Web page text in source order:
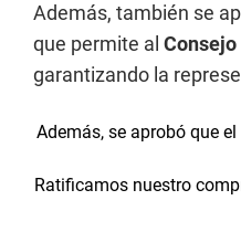
Además, también se
que permite al
garantizando la
Además, se aprobó que
Ratificamos nuestro